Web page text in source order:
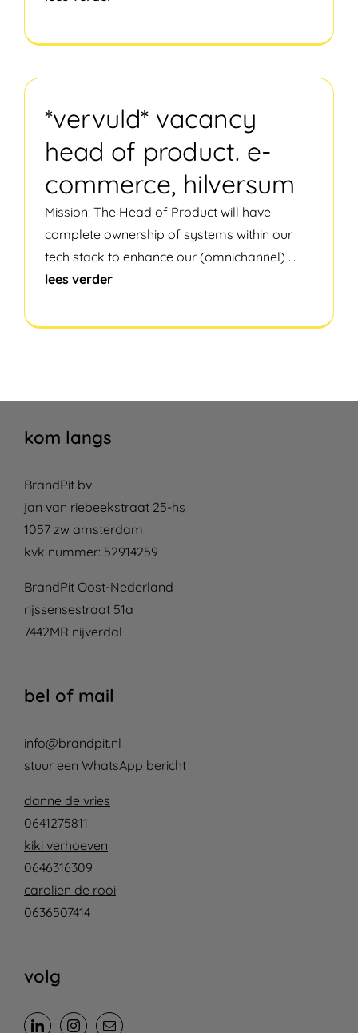
*vervuld* vacancy
head of product. e-
commerce, hilversum
Mission: The Head of Product will have
complete ownership of systems within our
tech stack to enhance our (omnichannel)...
lees verder
kom langs
BrandPit bv
jan van riebeekstraat 25-hs
1057 zw amsterdam
kvk nummer: 52914259
BrandPit Oost-Nederland
rijssensestraat 51a
7442MR nijverdal
bel of mail
info@brandpit.nl
stuur een WhatsApp bericht
danne de vries
0641275811
kiki verhoeven
0646316309
carolien de rooi
0636507414
volg